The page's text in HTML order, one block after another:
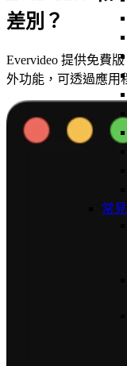
常
差別？
Evervideo 提供免費
外功能，可透過應用